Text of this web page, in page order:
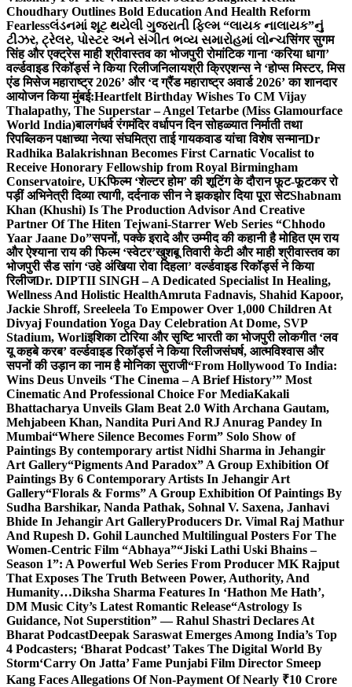
Choudhary Outlines Bold Education And Health Reform
Fearlessલંડનમાં શૂટ થયેલી ગુજરાતી ફિલ્મ “લાયક નાલાયક”નું
ટીઝર, ટ્રેલર, પોસ્ટર અને સંગીત ભવ્ય સમારોહમાં લોન્ચसिंगर सुगम
सिंह और एक्ट्रेस माही श्रीवास्तव का भोजपुरी रोमांटिक गाना ‘करिया धागा’
वर्ल्डवाइड रिकॉर्ड्स ने किया रिलीजनिलायश्री क्रिएशन्स ने ‘होप्स मिस्टर, मिस
एंड मिसेज महाराष्ट्र 2026’ और ‘द ग्रैंड महाराष्ट्र अवार्ड 2026’ का शानदार
आयोजन किया मुंबई:Heartfelt Birthday Wishes To CM Vijay
Thalapathy, The Superstar – Angel Tetarbe (Miss Glamourface
World India)बालगंधर्व रंगमंदिर वर्धापन दिन सोहळ्यात निर्माती तथा
रिपब्लिकन पक्षाच्या नेत्या संघमित्रा ताई गायकवाड यांचा विशेष सन्मानDr
Radhika Balakrishnan Becomes First Carnatic Vocalist to
Receive Honorary Fellowship from Royal Birmingham
Conservatoire, UKफिल्म ‘शेल्टर होम’ की शूटिंग के दौरान फूट-फूटकर रो
पड़ीं अभिनेत्री दिव्या त्यागी, दर्दनाक सीन ने झकझोर दिया पूरा सेटShabnam
Khan (Khushi) Is The Production Advisor And Creative
Partner Of The Hiten Tejwani-Starrer Web Series “Chhodo
Yaar Jaane Do”सपनों, पक्के इरादे और उम्मीद की कहानी है मोहित एम राय
और ऐश्याना राय की फिल्म ‘स्वेटर’खुशबू तिवारी केटी और माही श्रीवास्तव का
भोजपुरी सैड सांग ‘उहे अंखिया रोवा दिहला’ वर्ल्डवाइड रिकॉर्ड्स ने किया
रिलीजDr. DIPTII SINGH – A Dedicated Specialist In Healing,
Wellness And Holistic HealthAmruta Fadnavis, Shahid Kapoor,
Jackie Shroff, Sreeleela To Empower Over 1,000 Children At
Divyaj Foundation Yoga Day Celebration At Dome, SVP
Stadium, Worliइशिका टोरिया और सृष्टि भारती का भोजपुरी लोकगीत ‘लव
यू कहबे करब’ वर्ल्डवाइड रिकॉर्ड्स ने किया रिलीजसंघर्ष, आत्मविश्वास और
सपनों की उड़ान का नाम है मोनिका सुराजी“From Hollywood To India:
Wins Deus Unveils ‘The Cinema – A Brief History’” Most
Cinematic And Professional Choice For MediaKakali
Bhattacharya Unveils Glam Beat 2.0 With Archana Gautam,
Mehjabeen Khan, Nandita Puri And RJ Anurag Pandey In
Mumbai“Where Silence Becomes Form” Solo Show of
Paintings By contemporary artist Nidhi Sharma in Jehangir
Art Gallery“Pigments And Paradox” A Group Exhibition Of
Paintings By 6 Contemporary Artists In Jehangir Art
Gallery“Florals & Forms” A Group Exhibition Of Paintings By
Sudha Barshikar, Nanda Pathak, Sohnal V. Saxena, Janhavi
Bhide In Jehangir Art GalleryProducers Dr. Vimal Raj Mathur
And Rupesh D. Gohil Launched Multilingual Posters For The
Women-Centric Film “Abhaya”“Jiski Lathi Uski Bhains –
Season 1”: A Powerful Web Series From Producer MK Rajput
That Exposes The Truth Between Power, Authority, And
Humanity…Diksha Sharma Features In ‘Hathon Me Hath’,
DM Music City’s Latest Romantic Release“Astrology Is
Guidance, Not Superstition” — Rahul Shastri Declares At
Bharat PodcastDeepak Saraswat Emerges Among India’s Top
4 Podcasters; ‘Bharat Podcast’ Takes The Digital World By
Storm‘Carry On Jatta’ Fame Punjabi Film Director Smeep
Kang Faces Allegations Of Non-Payment Of Nearly ₹10 Crore